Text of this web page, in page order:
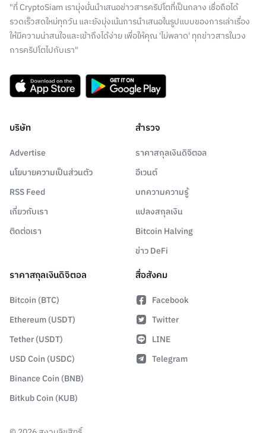
"ที่ CryptoSiam เรามุ่งมั่นนำเสนอข่าวสารคริปโตที่เป็นกลาง เชื่อถือได้
รวดเร็วสดใหม่ทุกวัน และยังมุ่งเน้นการนำเสนอในรูปแบบของการเล่าเรื่อง
ให้มีความน่าสนใจและเข้าถึงได้ง่าย เพื่อให้คุณ 'ไม่พลาด' ทุกข่าวสารในวง
การคริปโตไปกับเรา"
บริษัท
Advertise
นโยบายความเป็นส่วนตัว
RSS Feed
เกี่ยวกับเรา
ติดต่อเรา
สำรวจ
ราคาสกุลเงินดิจิตอล
อีเวนต์
บทความความรู้
แปลงสกุลเงิน
Bitcoin Halving
ข่าว DeFi
ราคาสกุลเงินดิจิตอล
Bitcoin (BTC)
Ethereum (USDT)
Tether (USDT)
USD Coin (USDC)
Binance Coin (BNB)
Bitkub Coin (KUB)
สื่อสังคม
Facebook
Twitter
LINE
Telegram